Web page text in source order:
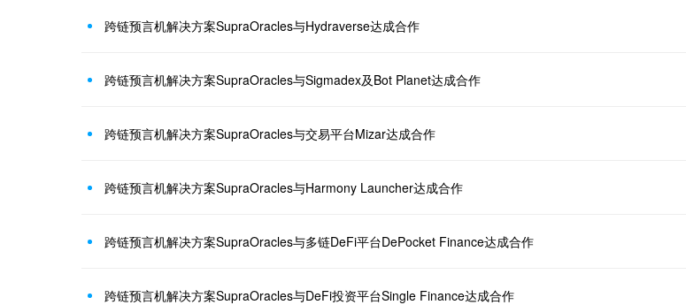
跨链预言机解决方案SupraOracles与Hydraverse达成合作
跨链预言机解决方案SupraOracles与Sigmadex及Bot Planet达成合作
跨链预言机解决方案SupraOracles与交易平台Mizar达成合作
跨链预言机解决方案SupraOracles与Harmony Launcher达成合作
跨链预言机解决方案SupraOracles与多链DeFi平台DePocket Finance达成合作
跨链预言机解决方案SupraOracles与DeFi投资平台Single Finance达成合作